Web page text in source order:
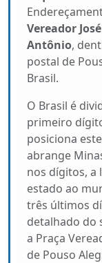
Vereador
Antônio,
postal de
Brasil.
O Brasil é
primeiro
posiciona
abrange
nos dígitos, a
estado ao
três últimos
detalhado do
a Praça
de Pouso